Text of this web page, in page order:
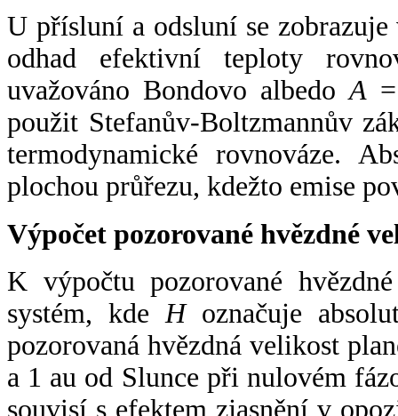
U přísluní a odsluní se
odhad efektivní teploty
uvažováno Bondovo albedoA
použit Stefanův-Boltzmannův
termodynamické rovnováze.
plochou průřezu, kdežto emise
Výpočet pozorované hvězdné
K výpočtu pozorované
systém, kde Hoznačuje
pozorovaná hvězdná velikost
a 1 au od Slunce při nulovém
souvisí s efektem zjasnění v